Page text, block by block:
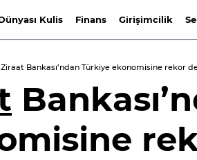
Kulis Finans Girişimcilik
Ziraat Bankası’ndan Türkiye ekonomisine rekor